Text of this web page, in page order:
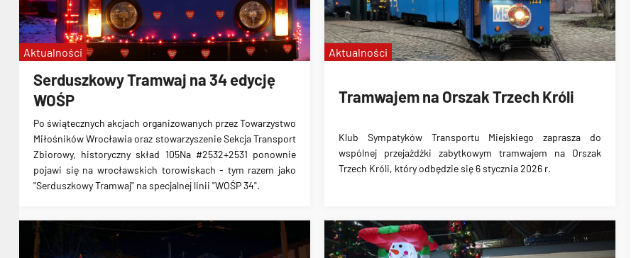
Serduszkowy Tramwaj na 34 edycję
WOŚP
Po świątecznych akcjach organizowanych przez Towarzystwo
Miłośników Wrocławia oraz stowarzyszenie Sekcja Transport
Zbiorowy, historyczny skład 105Na #2532+2531 ponownie
pojawi się na wrocławskich torowiskach - tym razem jako
"Serduszkowy Tramwaj" na specjalnej linii "WOŚP 34".
Aktualności
Tramwajem na Orszak Trzech Króli
Klub Sympatyków Transportu Miejskiego zaprasza do
wspólnej przejażdżki zabytkowym tramwajem na Orszak
Trzech Króli, który odbędzie się 6 stycznia 2026 r.
Aktualności